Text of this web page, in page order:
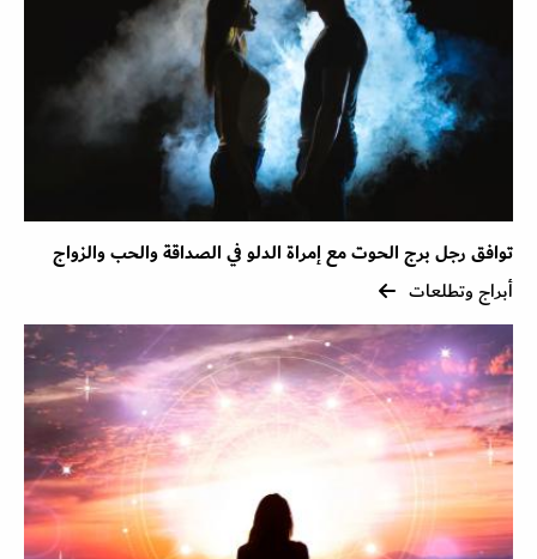
توافق رجل برج الحوت مع إمراة الدلو في الصداقة والحب والزواج
أبراج وتطلعات